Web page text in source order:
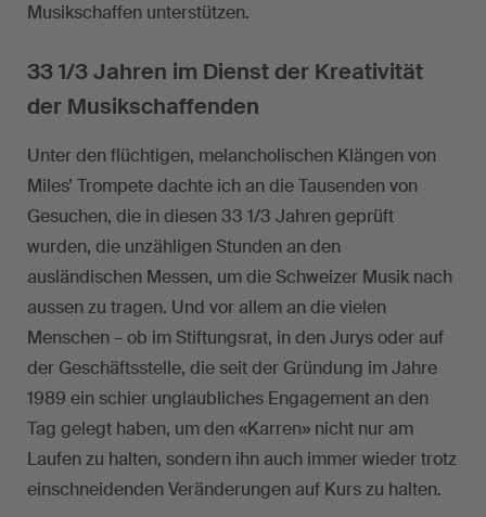
Musikschaffen unterstützen.
33 1/3 Jahren im Dienst der Kreativität
der Musikschaffenden
Unter den flüchtigen, melancholischen Klängen von
Miles’ Trompete dachte ich an die Tausenden von
Gesuchen, die in diesen 33 1/3 Jahren geprüft
wurden, die unzähligen Stunden an den
ausländischen Messen, um die Schweizer Musik nach
aussen zu tragen. Und vor allem an die vielen
Menschen – ob im Stiftungsrat, in den Jurys oder auf
der Geschäftsstelle, die seit der Gründung im Jahre
1989 ein schier unglaubliches Engagement an den
Tag gelegt haben, um den «Karren» nicht nur am
Laufen zu halten, sondern ihn auch immer wieder trotz
einschneidenden Veränderungen auf Kurs zu halten.